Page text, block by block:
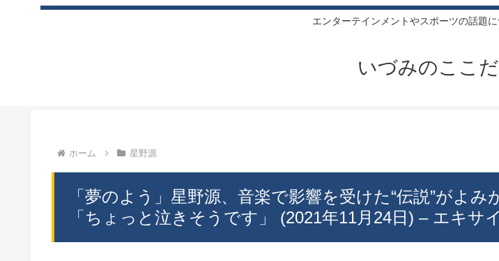
エンターテインメントやスポーツの話題
いづみのここ
ホーム 星野源
「夢のよう」星野源、音楽で影響を受けた“伝説”がよみ
「ちょっと泣きそうです」 (2021年11月24日) – エキサ